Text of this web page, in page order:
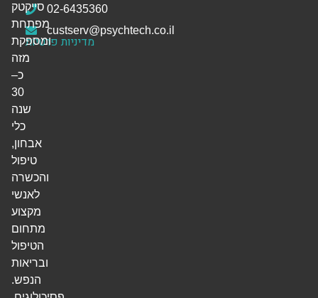
02-6435360
custserv@psychtech.co.il
מדיניות פרטיות
סייקטק
מפתחת
ומספקת
מזה
כ–
30
שנה
כלי
אבחון,
טיפול
והכשרה
לאנשי
מקצוע
מתחום
הטיפול
ובריאות
הנפש.